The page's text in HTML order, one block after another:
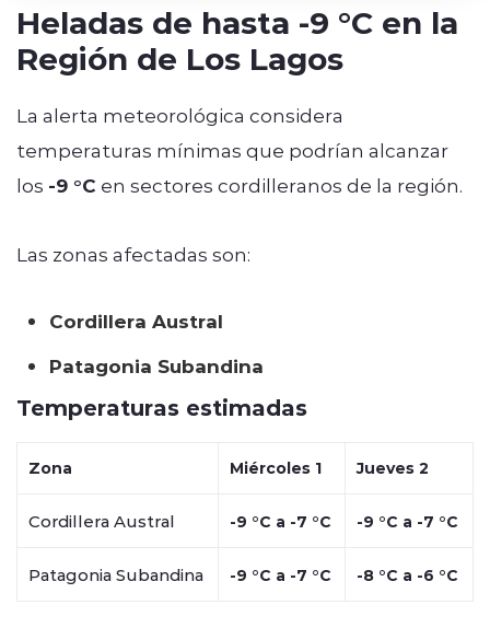
Heladas de hasta -9 °C en la
Región de Los Lagos
La alerta meteorológica considera
temperaturas mínimas que podrían alcanzar
los -9 °C en sectores cordilleranos de la región.
Las zonas afectadas son:
Cordillera Austral
Patagonia Subandina
Temperaturas estimadas
Zona Miércoles 1 Jueves 2
Cordillera Austral -9 °C a -7 °C -9 °C a -7 °C
Patagonia Subandina -9 °C a -7 °C -8 °C a -6 °C